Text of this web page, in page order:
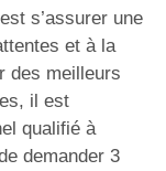
s’assurer une
et à la
des meilleurs
il est
qualifié à
demander 3